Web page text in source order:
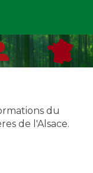
du
de l'Alsace.